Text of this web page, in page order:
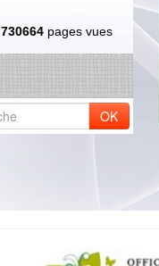
730664 pages vues
OK